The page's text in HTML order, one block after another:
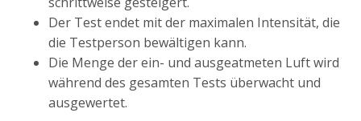
Der Test endet mit der maximalen Intensität, die
die Testperson bewältigen kann.
Die Menge der ein- und ausgeatmeten Luft wird
während des gesamten Tests überwacht und
ausgewertet.